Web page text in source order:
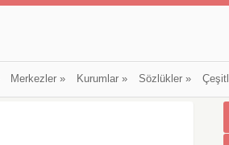
Merkezler» Kurumlar» Sözlükler»